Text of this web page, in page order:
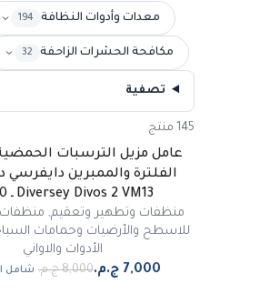
معدات وأدوات النظافة 194
مكافحة الحشرات الزاحفة 32
تصفية
145 منتج
-
عامل مزيل الترسبات
Diversey Divos 2 VM13 ـ 20 لتر
منظفات وتطهير وتعقيم,
للاسطح والأرضيات وحمامات
الأدوات والاواني
‏8,000 ج.م.‏ شامل